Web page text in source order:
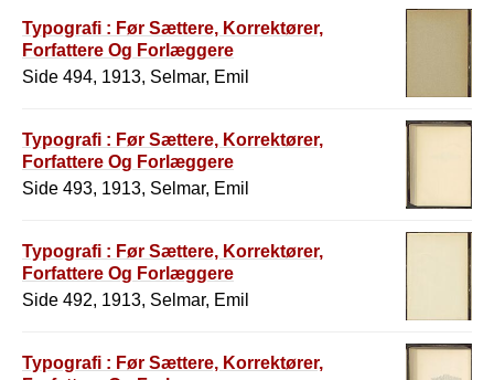
Typografi : Før Sættere, Korrektører,
Forfattere Og Forlæggere
Side 494, 1913, Selmar, Emil
Typografi : Før Sættere, Korrektører,
Forfattere Og Forlæggere
Side 493, 1913, Selmar, Emil
Typografi : Før Sættere, Korrektører,
Forfattere Og Forlæggere
Side 492, 1913, Selmar, Emil
Typografi : Før Sættere, Korrektører,